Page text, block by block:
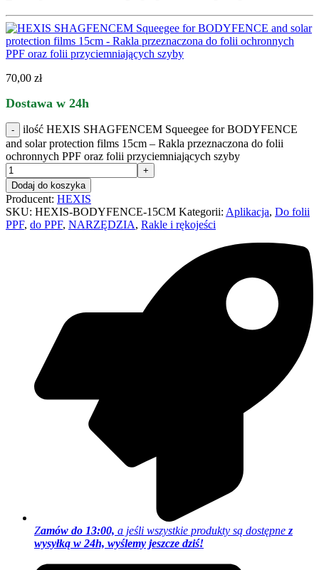
70,00 zł
Dostawa w 24h
ilość HEXIS SHAGFENCEM Squeegee for BODYFENCE
and solar protection films 15cm – Rakla przeznaczona do folii
ochronnych PPF oraz folii przyciemniających szyby
Dodaj do koszyka
Producent: HEXIS
SKU: HEXIS-BODYFENCE-15CM Kategorii: Aplikacja, Do folii
PPF, do PPF, NARZĘDZIA, Rakle i rękojeści
Zamów do 13:00, a jeśli wszystkie produkty są dostępne z
wysyłką w 24h, wyślemy jeszcze dziś!